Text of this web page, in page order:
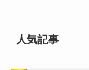
人気記事